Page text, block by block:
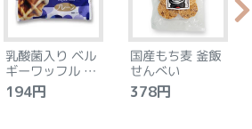
乳酸菌入り ベル
ギーワッフル プ
レーン
194円
国産もち麦 釜飯
せんべい
378円